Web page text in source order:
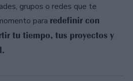
grupos o redes que te
para redefinir con
tu tiempo, tus proyectos y